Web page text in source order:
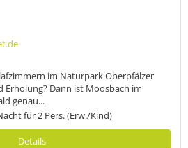
im Naturpark Oberpfälzer
Erholung? Dann ist Moosbach im
genau...
für 2 Pers. (Erw./Kind)
Details